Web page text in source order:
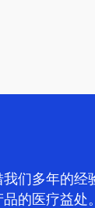
我们多年的经
的医疗益处。